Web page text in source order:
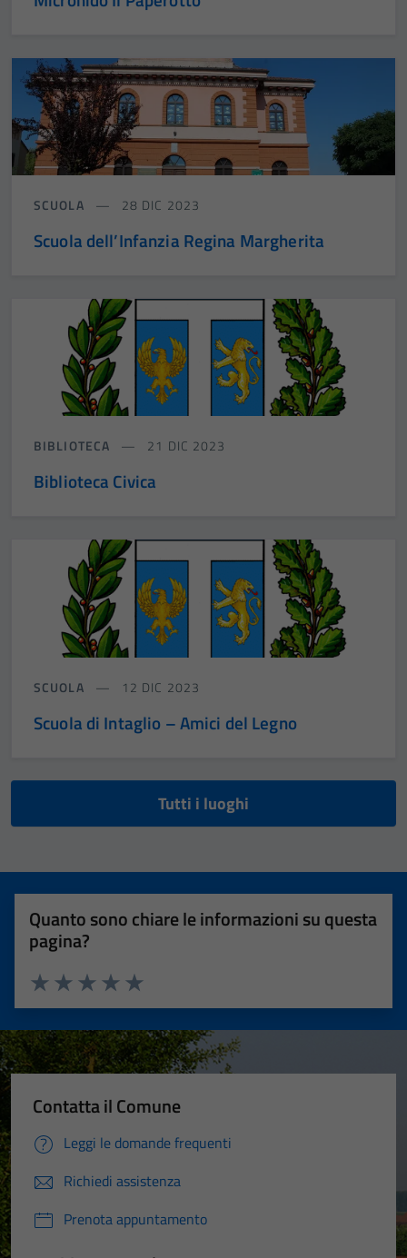
SCUOLA 28 DIC 2023
Scuola dell’Infanzia Regina Margherita
BIBLIOTECA 21 DIC 2023
Biblioteca Civica
SCUOLA 12 DIC 2023
Scuola di Intaglio – Amici del Legno
Tutti i luoghi
Quanto sono chiare le informazioni su questa
pagina?
Valuta 5 stelle su 5
Valuta 4 stelle su 5
Valuta 3 stelle su 5
Valuta 2 stelle su 5
Valuta 1 stelle su 5
Contatta il Comune
Leggi le domande frequenti
Richiedi assistenza
Prenota appuntamento